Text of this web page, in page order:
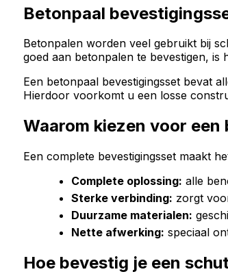
Betonpaal
Betonpalen worden veel gebruikt bij
goed aan betonpalen te bevestigen, is
Een betonpaal bevestigingsset bevat
Hierdoor voorkomt u een losse
Waarom kiezen voor
Een complete bevestigingsset maakt
Complete oplossing: alle
Sterke verbinding: zorgt
Duurzame materialen:
Nette afwerking: speciaal
Hoe bevestig je een